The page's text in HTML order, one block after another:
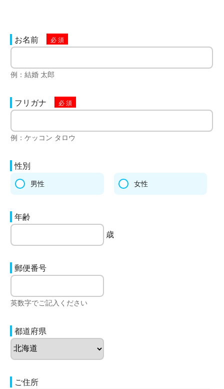
お名前
例：結婚 太郎
フリガナ
例：ケッコン タロウ
性別
男性 女性
年齢
歳
郵便番号
英数字でご記入ください
都道府県
ご住所